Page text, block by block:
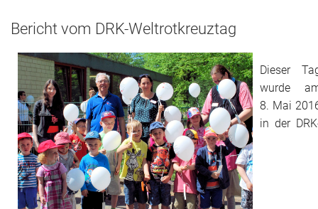
Bericht vom DRK-Weltrotkreuztag
Dieser
wurde
8. Mai
in der